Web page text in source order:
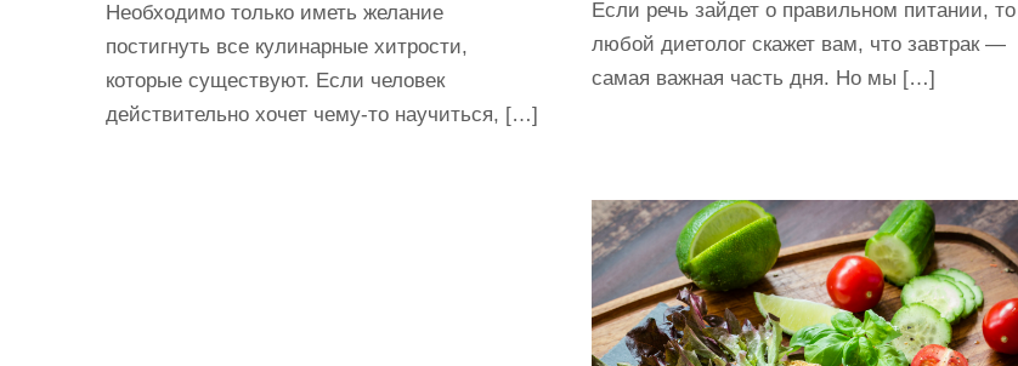
Необходимо только иметь желание
постигнуть все кулинарные хитрости,
которые существуют. Если человек
действительно хочет чему-то научиться, […]
Если речь зайдет о правильном питании, то
любой диетолог скажет вам, что завтрак —
самая важная часть дня. Но мы […]